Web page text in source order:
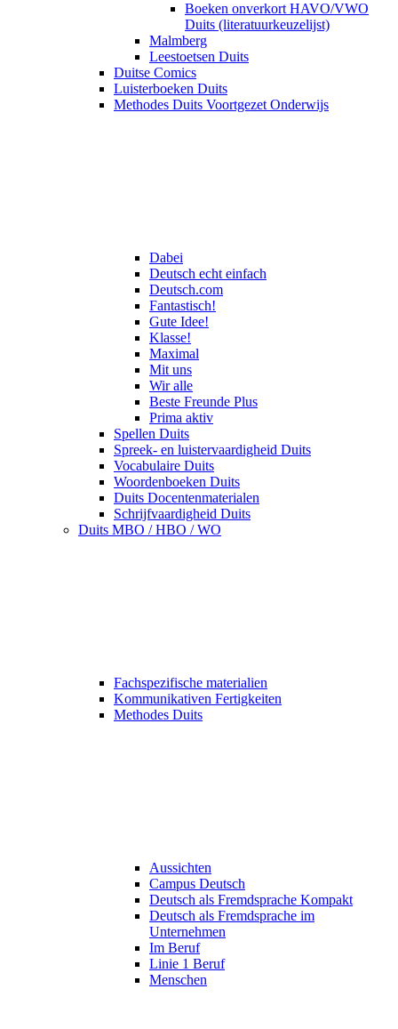
Boeken onverkort HAVO/VWO
Duits (literatuurkeuzelijst)
Malmberg
Leestoetsen Duits
Duitse Comics
Luisterboeken Duits
Methodes Duits Voortgezet Onderwijs
Dabei
Deutsch echt einfach
Deutsch.com
Fantastisch!
Gute Idee!
Klasse!
Maximal
Mit uns
Wir alle
Beste Freunde Plus
Prima aktiv
Spellen Duits
Spreek- en luistervaardigheid Duits
Vocabulaire Duits
Woordenboeken Duits
Duits Docentenmaterialen
Schrijfvaardigheid Duits
Duits MBO / HBO / WO
Fachspezifische materialien
Kommunikativen Fertigkeiten
Methodes Duits
Aussichten
Campus Deutsch
Deutsch als Fremdsprache Kompakt
Deutsch als Fremdsprache im
Unternehmen
Im Beruf
Linie 1 Beruf
Menschen